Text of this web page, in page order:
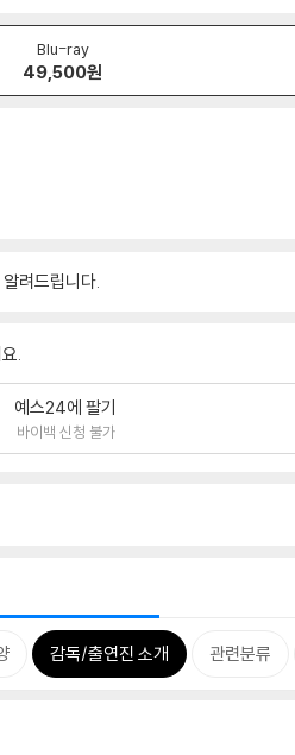
Blu-ray
49,500원
려드립니다.
.
예스24에 팔기
바이백 신청 불가
감독/출연진 소개 관련분류